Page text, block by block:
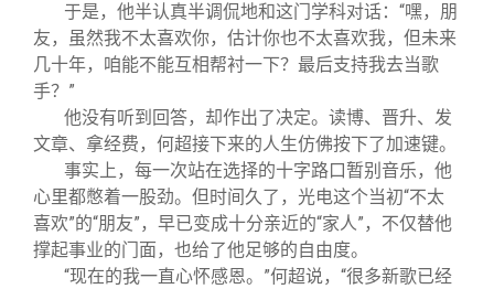
于是，他半认真半调侃地和这门学科对话：“嘿，朋
友，虽然我不太喜欢你，估计你也不太喜欢我，但未来
几十年，咱能不能互相帮衬一下？最后支持我去当歌
手？”
他没有听到回答，却作出了决定。读博、晋升、发
文章、拿经费，何超接下来的人生仿佛按下了加速键。
事实上，每一次站在选择的十字路口暂别音乐，他
心里都憋着一股劲。但时间久了，光电这个当初“不太
喜欢”的“朋友”，早已变成十分亲近的“家人”，不仅替他
撑起事业的门面，也给了他足够的自由度。
“现在的我一直心怀感恩。”何超说，“很多新歌已经